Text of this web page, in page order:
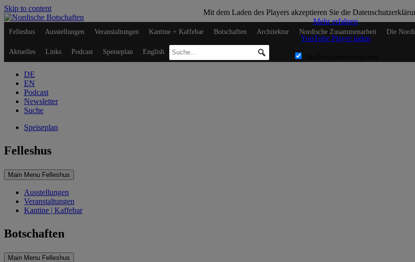
Skip to content
Felleshus Ausstellungen Veranstaltungen Kantine + Kaffebar Botschaften Architektur Nordische Zusammenarbeit Die
Aktuelles Links Podcast Speiseplan English
DE
EN
Podcast
Newsletter
Suche
Speiseplan
Felleshus
Main Menu Felleshus
Ausstellungen
Veranstaltungen
Kantine | Kaffebar
Botschaften
Main Menu Felleshus
Mit dem Laden des Players akzeptieren Sie die
Mehr erfahren
YouTube Player laden